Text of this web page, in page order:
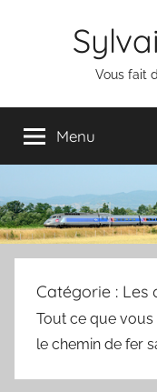
Vous fait
Menu
Catégorie : Les
Tout ce que
le chemin de fer